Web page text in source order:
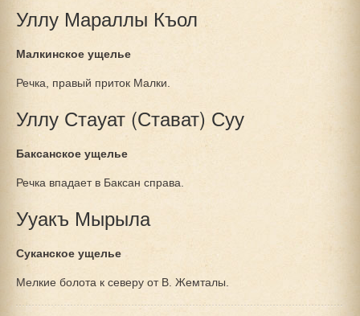
Уллу Мараллы Къол
Малкинское ущелье
Речка, правый приток Малки.
Уллу Стауат (Стават) Суу
Баксанское ущелье
Речка впадает в Баксан справа.
Ууакъ Мырыла
Суканское ущелье
Мелкие болота к северу от В. Жемталы.